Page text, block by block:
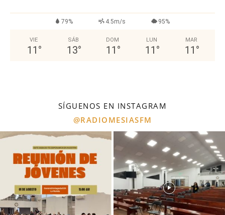
79% 4.5m/s 95%
VIE
11 °
SÁB
13°
DOM
11 °
LUN
11 °
MAR
11 °
SÍGUENOS EN INSTAGRAM
@RADIOMESIASFM